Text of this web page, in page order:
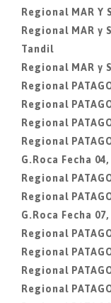
Regional MAR Y
Regional MAR y
Tandil
Regional MAR y
Regional
Regional
Regional
Regional
G.Roca Fecha
Regional
Regional
G.Roca Fecha
Regional
Regional
Regional
Regional